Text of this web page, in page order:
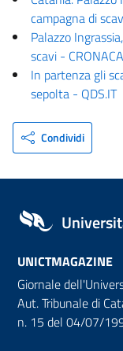
campagna di
Palazzo
scavi -
In partenza gli
sepolta - QDS.IT
Condividi
UNICTMAGAZINE
Giornale
Aut. Tribunale di
n. 15 del 04/07/